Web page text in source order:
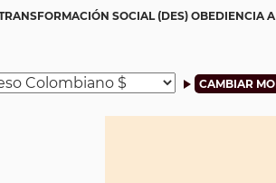
SOCIAL (DES) OBEDIENCIA A